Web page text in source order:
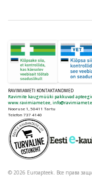
RAVIMIAMETI KONTAKTANDMED
Ravimite kaugmüüki pakkuvad
www.ravimiamet.ee
Nooruse 1, 50411 Tartu
Telefon 737 4140
© 2026 Euroapteek. Все права